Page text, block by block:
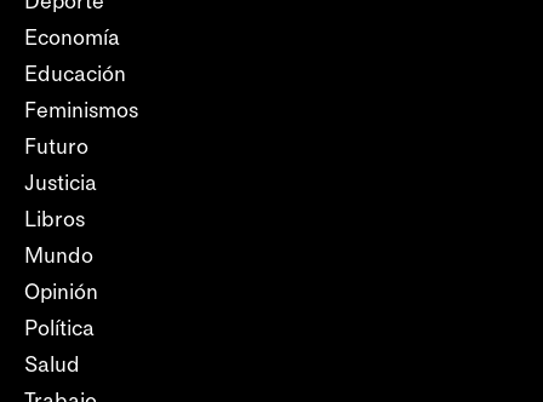
Economía
Educación
Feminismos
Futuro
Justicia
Libros
Mundo
Opinión
Política
Salud